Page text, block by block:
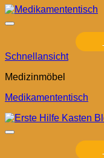
Schnellansicht
Medizinmöbel
Medikamententisch